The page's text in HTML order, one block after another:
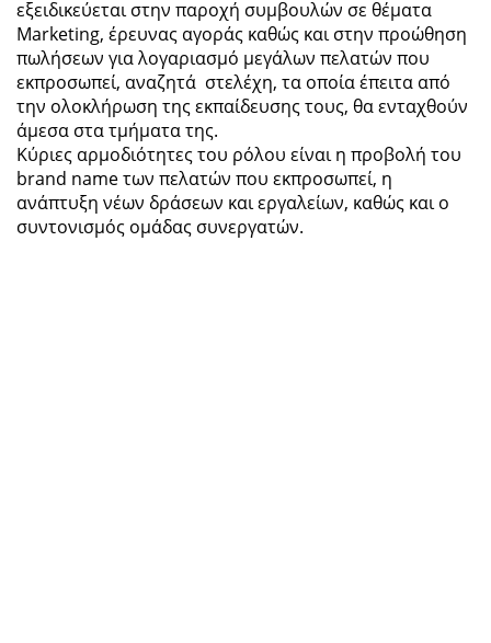
εξειδικεύεται στην παροχή συμβουλών σε θέματα
Marketing, έρευνας αγοράς καθώς και στην προώθηση
πωλήσεων για λογαριασμό μεγάλων πελατών που
εκπροσωπεί, αναζητά στελέχη, τα οποία έπειτα από
την ολοκλήρωση της εκπαίδευσης τους, θα ενταχθούν
άμεσα στα τμήματα της.
Κύριες αρμοδιότητες του ρόλου είναι η προβολή του
brand name των πελατών που εκπροσωπεί, η
ανάπτυξη νέων δράσεων και εργαλείων, καθώς και ο
συντονισμός ομάδας συνεργατών.